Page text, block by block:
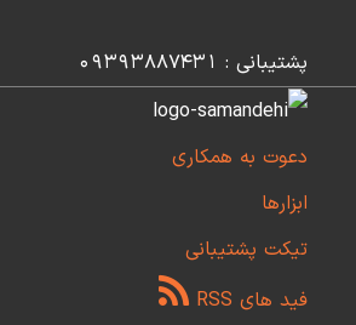
پشتیبانی : 09393887431
دعوت به همکاری
ابزارها
تیکت پشتیبانی
فید های RSS